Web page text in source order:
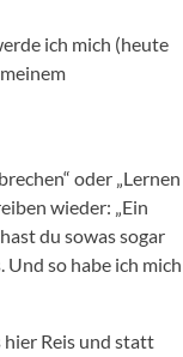
ich mich (heute
oder „Lernen
wieder: „Ein
du sowas sogar
so habe ich mich
hier Reis und statt